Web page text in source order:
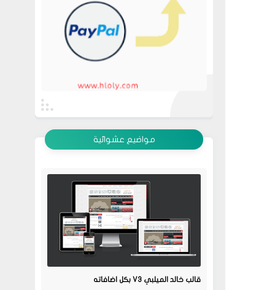
مواضيع عشوائية
قالب خالد الميلبي V3 بكل اضافاته